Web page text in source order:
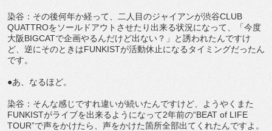
染谷：その後何年か経って、二人目のジャイアンが渋谷CLUB
QUATTROをソールドアウトさせたり出来る状況になって、「今度
大阪BIGCATで企画やるんだけど出ない？」と誘われたんですけ
ど、逆にそのときはFUNKISTが活動休止になるタイミングだったん
です。
●あ、なるほど。
染谷：そんな感じですれ違いが続いたんですけど、ようやくまた
FUNKISTがライブを出来るようになって2年前の“BEAT of LIFE
TOUR”で声をかけたら、声をかけた箇所全部出てくれたんですよ。